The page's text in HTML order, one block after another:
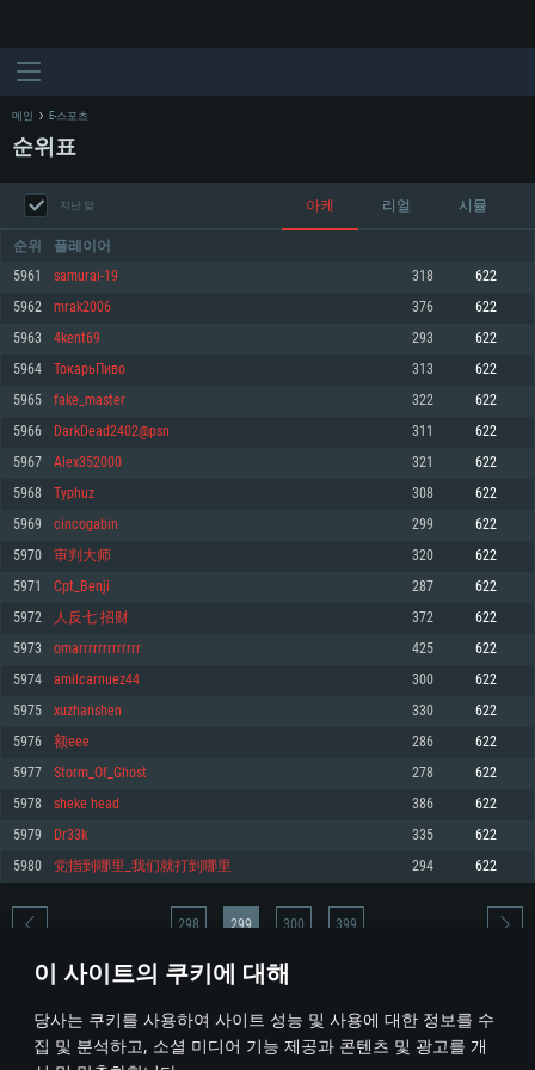
이 사이트의 쿠키에 대해
당사는 쿠키를 사용하여 사이트 성능 및 사용에 대한 정보를 수
집 및 분석하고, 소셜 미디어 기능 제공과 콘텐츠 및 광고를 개
최소사양
운영체제: Windows 10 (64 bit)
프로세서: 2.2 GHz 듀얼코어 이상
메모리: 4GB
그래픽 카드: DirectX 11 이상을 지원하는 AMD Radeon 77XX / NVIDIA
GeForce GT 660. 최소 사양 해상도: 720p
네트워크: 브로드밴드 인터넷
여유 저장 공간: 22.1 GB (최소 클라이언트)
권장 사양
570 혹은 그 이상
여유 저장 공간: 62.2 GB (전체 클라이언트)
최소사양
운영체제: Mac OS Big Sur 11.0
프로세서: 최소 2.2 GHz의 Core i5 (Intel Xeon 은 지원하지 않습니다)
메모리: 6 GB
그래픽 카드: Metal 을 지원하는 Intel Iris Pro 5200 (Mac), 혹은 이와 비슷한 성
능을 가지는 Mac 버전의 AMD/Nvidia. 최소 해상도: 720p
네트워크: 브로드밴드 인터넷
여유 저장 공간: 22.1 GB (최소 클라이언트)
권장 사양
네트워크: 브로드밴드 인터넷
여유 저장 공간: 62.2 GB (전체 클라이언트)
최소사양
운영체제: 64bit Linux 중 최신 버전
프로세서: 2.4 GHz 듀얼코어
메모리: 4 GB
그래픽 카드: Vulkan 을 지원하고, 최신 그래픽 드라이버를 지원하는 NVIDIA
660 (6개월 미만) 혹은 그와 동급의 성능을 가지며 최신 그래픽 드라이버를 지
원하는 AMD (6개월 미만; 최소사양 지원 해상도 720p)
네트워크: 브로드밴드 인터넷
여유 저장 공간: 22.1 GB (최소 클라이언트)
권장 사양
운영체제: Ubuntu 20.04 64bit
프로세서: Intel Core i7
메모리: 16 GB
그래픽 카드: Vulkan 을 지원하고, 최신 그래픽 드라이버를 지원하는 NVIDIA
1060 (6개월 미만) 혹은 그와 동급의 성능을 가지며 최신 그래픽 드라이버를
지원하는 AMD RX 570 (6개월 미만; 최소사양 지원 해상도 720p) 이상
여유 저장 공간: 62.2 GB (전체 클라이언트)
메인 E-스포츠
순위표
지난 달 아케 리얼 시뮬
순위 플레이어
5961 samurai-19 318 622
5962 mrak2006 376 622
5963 4kent69 293 622
5964 ТокарьПиво 313 622
5965 fake_master 322 622
5966 DarkDead2402@psn 311 622
5967 Alex352000 321 622
5968 Typhuz 308 622
5969 cincogabin 299 622
5970 审判大师 320 622
5971 Cpt_Benji 287 622
5972 人反七 招财 372 622
5973 omarrrrrrrrrrrrr 425 622
5974 amilcarnuez44 300 622
5975 xuzhanshen 330 622
5976 额eee 286 622
5977 Storm_Of_Ghost 278 622
5978 sheke head 386 622
5979 Dr33k 335 622
5980 党指到哪里_我们就打到哪里 294 622
* 순위표는 매일 1회 갱신됩니다
298 299 300 399